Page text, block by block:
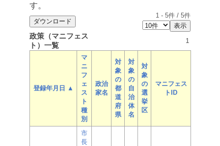
す。
1 - 5件 / 5件
政策（マニフェス
ト）一覧
1
登録年月日 ▲
マ
ニ
フ
ェ
ス
ト
種
別
政治
家名
対
象
の
都
道
府
県
対
象
の
自
治
体
名
対
象
の
選
挙
区
マニフェス
トID
市
長